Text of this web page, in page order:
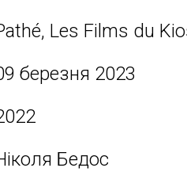
Les Films du
березня 2023
Бедос